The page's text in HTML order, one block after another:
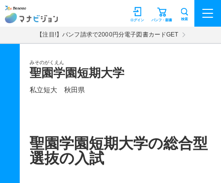
マナビジョン パンフ・願書
ログイン 検索
【注目!】パンフ請求で2000円分電子図書カードGET
みそのがくえん
聖園学園短期大学
私立短大 秋田県
聖園学園短期大学の総合型
選抜の入試